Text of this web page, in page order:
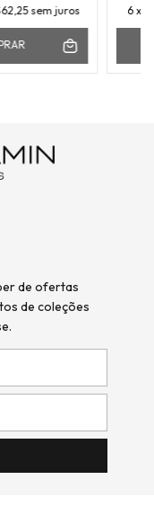
sem juros 6 x
de ofertas
de coleções